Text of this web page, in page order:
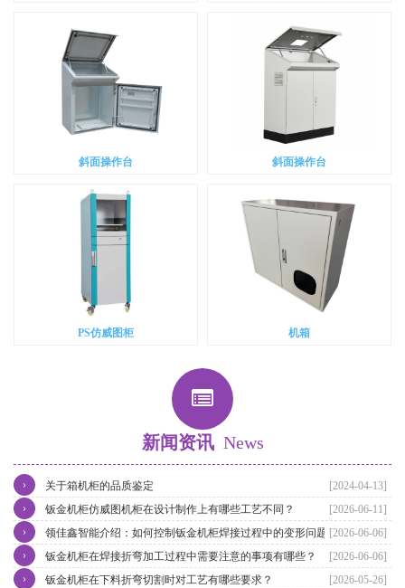
斜面操作台 斜面操作台
PS仿威图柜 机箱
新闻资讯 News
[2024-04-13]
关于箱机柜的品质鉴定
›
[2026-06-11]
钣金机柜仿威图机柜在设计制作上有哪些工艺不同？
›
[2026-06-06]
领佳鑫智能介绍：如何控制钣金机柜焊接过程中的变形问题？
›
[2026-06-06]
钣金机柜在焊接折弯加工过程中需要注意的事项有哪些？
›
[2026-05-26]
钣金机柜在下料折弯切割时对工艺有哪些要求？
›